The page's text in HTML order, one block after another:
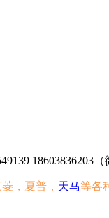
18603836203
菱 ， 夏普 ， 天马等各